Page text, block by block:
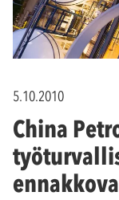
5.10.2010
China